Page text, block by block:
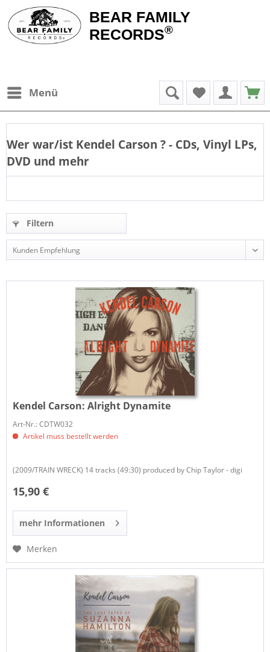
BEAR FAMILY
RECORDS®
Menü
Wer war/ist Kendel Carson ? - CDs, Vinyl LPs,
DVD und mehr
Filtern
Kendel Carson: Alright Dynamite
Art-Nr.: CDTW032
Artikel muss bestellt werden
(2009/TRAIN WRECK) 14 tracks (49:30) produced by Chip Taylor - digi
15,90 €
mehr Informationen
Merken